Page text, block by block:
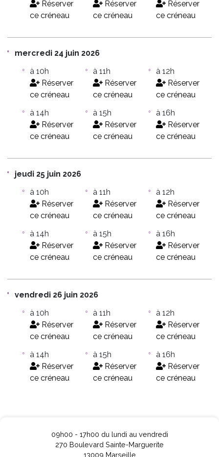
Réserver
ce créneau
Réserver
ce créneau
Réserver
ce créneau
mercredi 24 juin 2026
à 10h
Réserver
ce créneau
à 11h
Réserver
ce créneau
à 12h
Réserver
ce créneau
à 14h
Réserver
ce créneau
à 15h
Réserver
ce créneau
à 16h
Réserver
ce créneau
jeudi 25 juin 2026
à 10h
Réserver
ce créneau
à 11h
Réserver
ce créneau
à 12h
Réserver
ce créneau
à 14h
Réserver
ce créneau
à 15h
Réserver
ce créneau
à 16h
Réserver
ce créneau
vendredi 26 juin 2026
à 10h
Réserver
ce créneau
à 11h
Réserver
ce créneau
à 12h
Réserver
ce créneau
à 14h
Réserver
ce créneau
à 15h
Réserver
ce créneau
à 16h
Réserver
ce créneau
09h00 - 17h00 du lundi au vendredi
270 Boulevard Sainte-Marguerite
13009 Marseille